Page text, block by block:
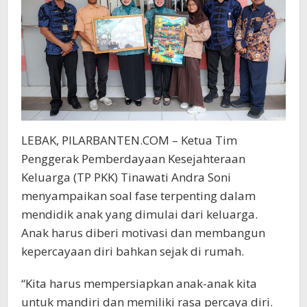
LEBAK, PILARBANTEN.COM – Ketua Tim
Penggerak Pemberdayaan Kesejahteraan
Keluarga (TP PKK) Tinawati Andra Soni
menyampaikan soal fase terpenting dalam
mendidik anak yang dimulai dari keluarga.
Anak harus diberi motivasi dan membangun
kepercayaan diri bahkan sejak di rumah.
“Kita harus mempersiapkan anak-anak kita
untuk mandiri dan memiliki rasa percaya diri.